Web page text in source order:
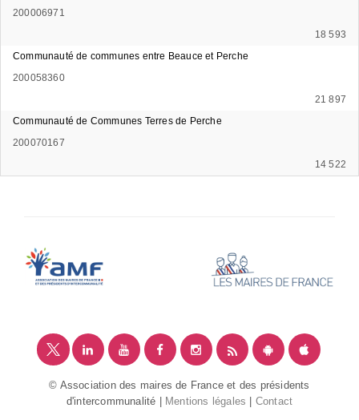
200006971
18 593
Communauté de communes entre Beauce et Perche
200058360
21 897
Communauté de Communes Terres de Perche
200070167
14 522
© Association des maires de France et des présidents
d'intercommunalité |
Mentions légales Contact